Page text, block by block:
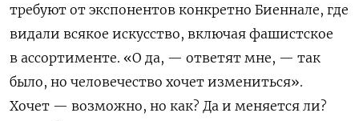
требуют от экспонентов конкретно Биеннале, где
видали всякое искусство, включая фашистское
в ассортименте. «О да, — ответят мне, — так
было, но человечество хочет измениться».
Хочет — возможно, но как? Да и меняется ли?